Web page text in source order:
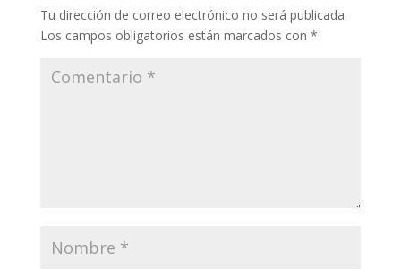
Tu dirección de correo electrónico no será publicada.
Los campos obligatorios están marcados con *